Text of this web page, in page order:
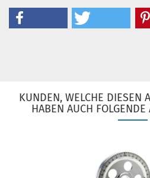
KUNDEN, WELCHE DIESEN
HABEN AUCH FOLGENDE